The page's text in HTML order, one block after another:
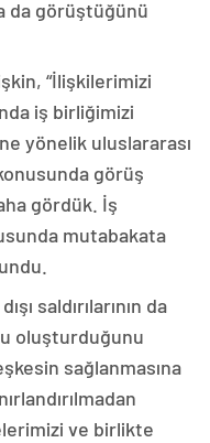
da görüştüğünü
“İlişkilerimizi
iş birliğimizi
yönelik uluslararası
görüş
gördük. İş
mutabakata
saldırılarının da
oluşturduğunu
sağlanmasına
ve birlikte